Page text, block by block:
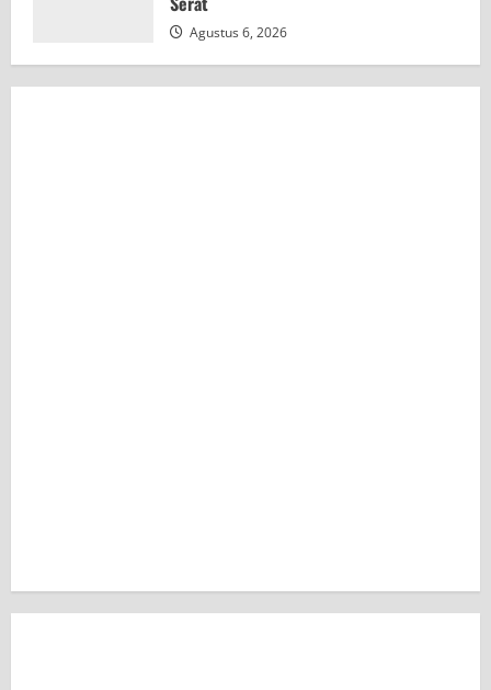
Agustus 6, 2026